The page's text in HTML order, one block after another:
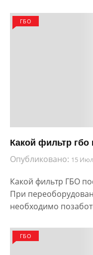
ГБО
Какой фильтр гбо
Опубликовано: 15
Какой фильтр ГБО
При
необходимо
ГБО